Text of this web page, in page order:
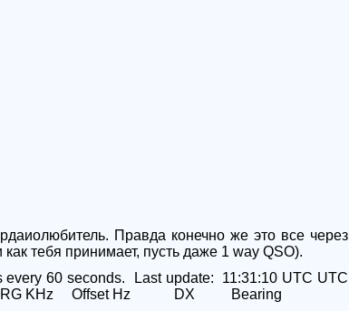
рдаиолюбитель. Правда конечно же это все через
тебя принимает, пусть даже 1 way QSO).
every 60 seconds. Last update:
11:31:10 UTC UTC
KHz Offset Hz DX
Bearing